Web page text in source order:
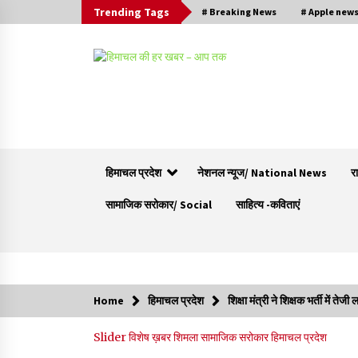
Trending Tags # Breaking News # Apple news
हिमाचल प्रदेश नेशनल न्यूज/ National News
सामाजिक सरोकार/ Social साहित्य -कविताएं
नियमितीकरण, शिक्षा निदेशालय ने जारी किया स्पष्टीकरण
Home हिमाचल प्रदेश शिक्षा मंत्री ने शिक्षक भर्ती में
Sliderविशेष ख़बरशिमलासामाजिक सरोकारहिमाचल प्रदेश